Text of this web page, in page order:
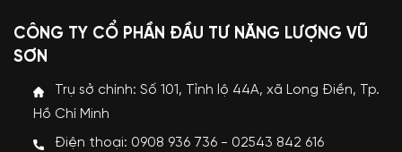
CÔNG TY CỔ PHẦN ĐẦU TƯ NĂNG LƯỢNG VŨ
SƠN
Trụ sở chính: Số 101, Tỉnh lộ 44A, xã Long Điền, Tp.
Hồ Chí Minh
Điện thoại: 0908 936 736 - 02543 842 616